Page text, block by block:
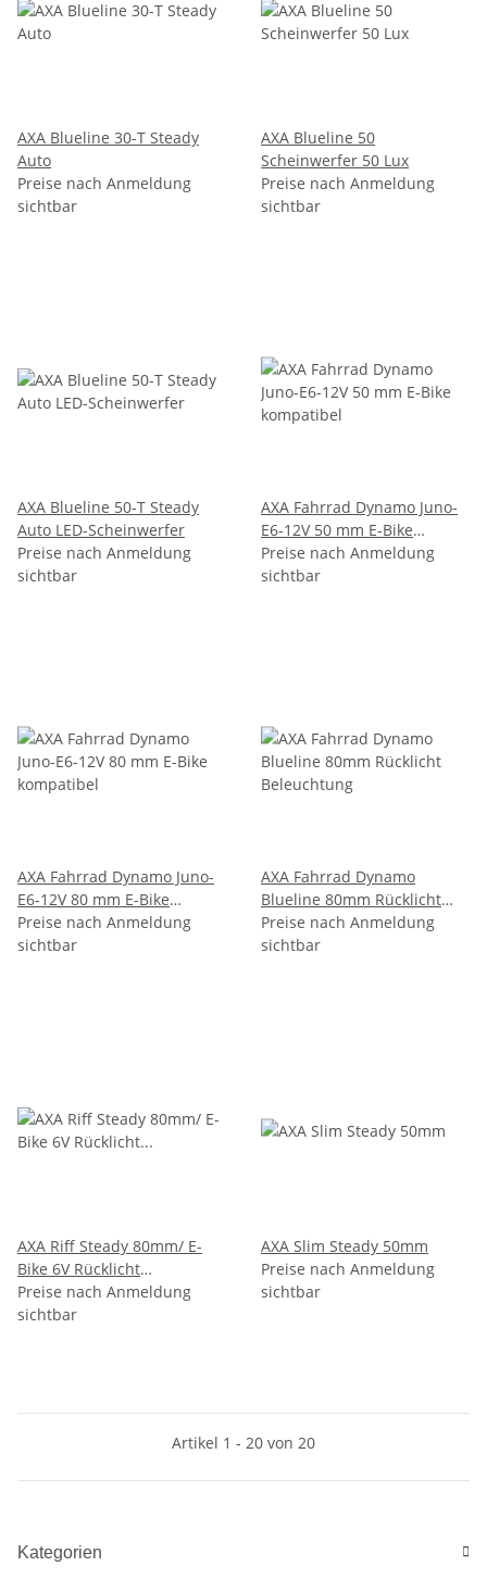
AXA Blueline 30-T Steady
Auto
Preise nach Anmeldung
sichtbar
AXA Blueline 50
Scheinwerfer 50 Lux
Preise nach Anmeldung
sichtbar
AXA Blueline 50-T Steady
Auto LED-Scheinwerfer
Preise nach Anmeldung
sichtbar
AXA Fahrrad Dynamo Juno-
E6-12V 50 mm E-Bike
kompatibel
Preise nach Anmeldung
sichtbar
AXA Fahrrad Dynamo Juno-
E6-12V 80 mm E-Bike
kompatibel
Preise nach Anmeldung
sichtbar
AXA Fahrrad Dynamo
Blueline 80mm Rücklicht
Beleuchtung
Preise nach Anmeldung
sichtbar
AXA Riff Steady 80mm/ E-
Bike 6V Rücklicht
Beleuchtung Reflektor
Preise nach Anmeldung
sichtbar
AXA Slim Steady 50mm
Preise nach Anmeldung
sichtbar
Artikel 1 - 20 von 20
Kategorien